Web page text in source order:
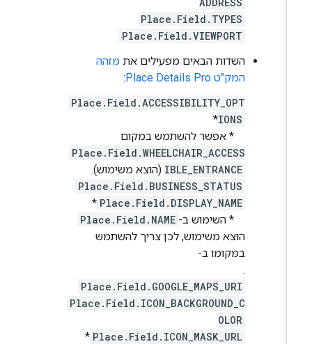
Place.Field.TYPES
Place.Field.VIEWPORT
השדות הבאים מפעילים אתמזהה
המק"ט Place Details Pro
:
Place.Field.ACCESSIBILITY_OPT
IONS
*
* אפשר להשתמש במקום
Place.Field.WHEELCHAIR_ACCESS
IBLE_ENTRANCE(הוצא משימוש).
Place.Field.BUSINESS_STATUS
Place.Field.DISPLAY_NAME
*
* השימוש ב- Place.Field.NAME
הוצא משימוש, לכן צריך להשתמש
במקומו ב-
Place.Field.GOOGLE_MAPS_URI
Place.Field.ICON_BACKGROUND_C
OLOR
Place.Field.ICON_MASK_URL
*